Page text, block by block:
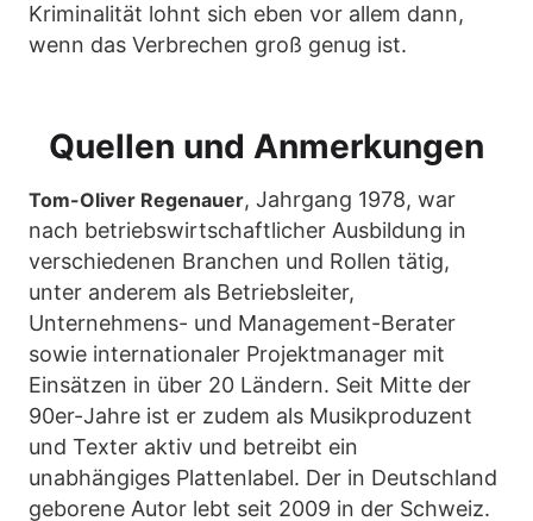
Kriminalität lohnt sich eben vor allem dann,
wenn das Verbrechen groß genug ist.
Quellen und Anmerkungen
Tom-Oliver Regenauer, Jahrgang 1978, war
nach betriebswirtschaftlicher Ausbildung in
verschiedenen Branchen und Rollen tätig,
unter anderem als Betriebsleiter,
Unternehmens- und Management-Berater
sowie internationaler Projektmanager mit
Einsätzen in über 20 Ländern. Seit Mitte der
90er-Jahre ist er zudem als Musikproduzent
und Texter aktiv und betreibt ein
unabhängiges Plattenlabel. Der in Deutschland
geborene Autor lebt seit 2009 in der Schweiz.